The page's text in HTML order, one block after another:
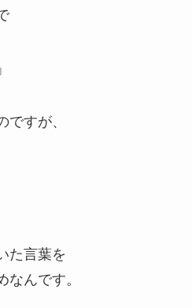
ですが、
た言葉を
なんです。